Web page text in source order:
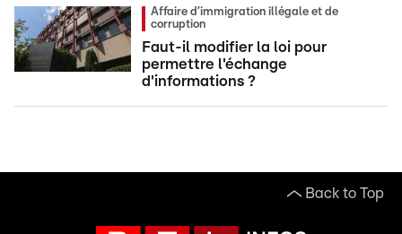
Affaire d’immigration illégale et de
corruption
Faut-il modifier la loi pour
permettre l'échange
d'informations ?
Back to Top